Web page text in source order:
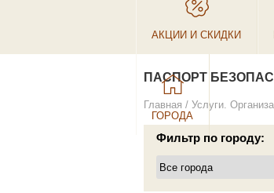
АКЦИИ И СКИДКИ
ГОРОДА
ПАСПОРТ
Главная / Услуги.
Фильтр по городу: